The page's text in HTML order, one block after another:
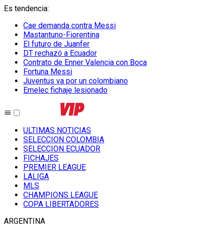
Es tendencia:
Cae demanda contra Messi
Mastantuno-Fiorentina
El futuro de Juanfer
DT rechazó a Ecuador
Contrato de Enner Valencia con Boca
Fortuna Messi
Juventus va por un colombiano
Emelec fichaje lesionado
ULTIMAS NOTICIAS
SELECCION COLOMBIA
SELECCION ECUADOR
FICHAJES
PREMIER LEAGUE
LALIGA
MLS
CHAMPIONS LEAGUE
COPA LIBERTADORES
ARGENTINA